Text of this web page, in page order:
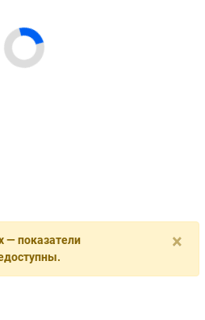
×
— показатели